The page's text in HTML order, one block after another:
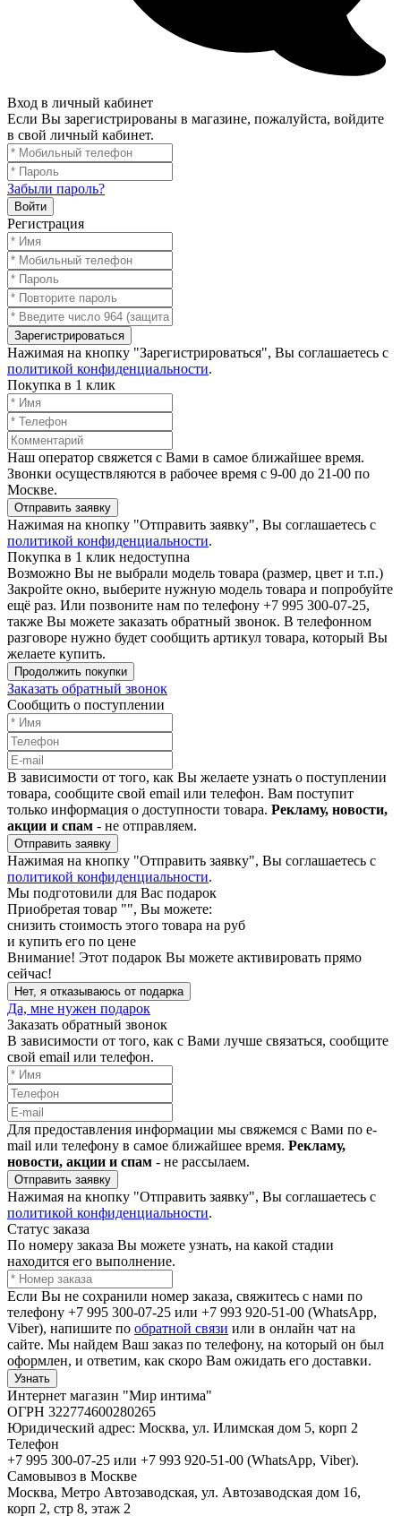
Вход в личный кабинет
Если Вы зарегистрированы в магазине, пожалуйста, войдите
в свой личный кабинет.
Забыли пароль?
Войти
Регистрация
Зарегистрироваться
Нажимая на кнопку "Зарегистрироваться", Вы соглашаетесь с
политикой конфиденциальности.
Покупка в 1 клик
Наш оператор свяжется с Вами в самое ближайшее время.
Звонки осуществляются в рабочее время с 9-00 до 21-00 по
Москве.
Отправить заявку
Нажимая на кнопку "Отправить заявку", Вы соглашаетесь с
политикой конфиденциальности.
Покупка в 1 клик недоступна
Возможно Вы не выбрали модель товара (размер, цвет и т.п.)
Закройте окно, выберите нужную модель товара и попробуйте
ещё раз. Или позвоните нам по телефону +7 995 300-07-25,
также Вы можете заказать обратный звонок. В телефонном
разговоре нужно будет сообщить артикул товара, который Вы
желаете купить.
Продолжить покупки
Заказать обратный звонок
Сообщить о поступлении
В зависимости от того, как Вы желаете узнать о поступлении
товара, сообщите свой email или телефон. Вам поступит
только информация о доступности товара. Рекламу, новости,
акции и спам - не отправляем.
Отправить заявку
Нажимая на кнопку "Отправить заявку", Вы соглашаетесь с
политикой конфиденциальности.
Мы подготовили для Вас подарок
Приобретая товар "", Вы можете:
снизить стоимость этого товара на руб
и купить его по цене
Внимание! Этот подарок Вы можете активировать прямо
сейчас!
Нет, я отказываюсь от подарка
Да, мне нужен подарок
Заказать обратный звонок
В зависимости от того, как с Вами лучше связаться, сообщите
свой email или телефон.
Для предоставления информации мы свяжемся с Вами по e-
mail или телефону в самое ближайшее время. Рекламу,
новости, акции и спам - не рассылаем.
Отправить заявку
Нажимая на кнопку "Отправить заявку", Вы соглашаетесь с
политикой конфиденциальности.
Статус заказа
По номеру заказа Вы можете узнать, на какой стадии
находится его выполнение.
Если Вы не сохранили номер заказа, свяжитесь с нами по
телефону +7 995 300-07-25 или +7 993 920-51-00 (WhatsApp,
Viber), напишите по обратной связи или в онлайн чат на
сайте. Мы найдем Ваш заказ по телефону, на который он был
оформлен, и ответим, как скоро Вам ожидать его доставки.
Узнать
Интернет магазин "Мир интима"
ОГРН 322774600280265
Юридический адрес: Москва, ул. Илимская дом 5, корп 2
Телефон
+7 995 300-07-25 или +7 993 920-51-00 (WhatsApp, Viber).
Самовывоз в Москве
Москва, Метро Автозаводская, ул. Автозаводская дом 16,
корп 2, стр 8, этаж 2